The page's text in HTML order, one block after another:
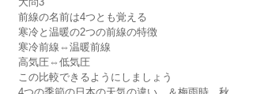
前線の名前は4つとも覚える
寒冷と温暖の2つの前線の特徴
寒冷前線⇔温暖前線
高気圧⇔低気圧
この比較できるようにしましょう